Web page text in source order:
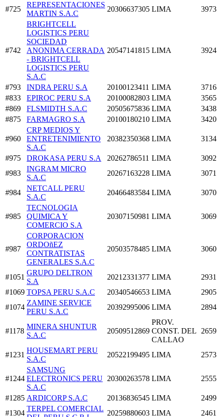
#725
REPRESENTACIONES
MARTIN S.A.C
20306637305 LIMA
#742
BRIGHTCELL
LOGISTICS PERU
SOCIEDAD
ANONIMA CERRADA
- BRIGHTCELL
LOGISTICS PERU
S.A.C
20547141815 LIMA
#793 INDRA PERU S.A 20100123411 LIMA
#833
EPIROC PERU S.A 20100082803 LIMA
#869
FLSMIDTH S.A.C 20505675836 LIMA
#875
FARMAGRO S.A 20100180210 LIMA
#960
CRP MEDIOS Y
ENTRETENIMIENTO
S.A.C
20382350368 LIMA
#975 DROKASA PERU S.A 20262786511 LIMA
#983
INGRAM MICRO
S.A.C
20267163228 LIMA
#984
NETCALL PERU
S.A.C
20466483584 LIMA
#985
TECNOLOGIA
QUIMICA Y
COMERCIO S.A
20307150981 LIMA
#987
CORPORACION
ORDOñEZ
CONTRATISTAS
GENERALES S.A.C
20503578485 LIMA
#1051
GRUPO DELTRON
S.A
20212331377 LIMA
#1069 TOPSA PERU S.A.C 20340546653 LIMA
#1074
ZAMINE SERVICE
PERU S.A.C
20392995006 LIMA
#1178
MINERA SHUNTUR
S.A.C
20509512869
PROV.
CONST. DEL
CALLAO
#1231
HOUSEMART PERU
S.A.C
20522199495 LIMA
#1244
SAMSUNG
ELECTRONICS PERU
S.A.C
20300263578 LIMA
#1285 ARDICORP S.A.C 20136836545 LIMA
#1304
TERPEL COMERCIAL
20259880603 LIMA